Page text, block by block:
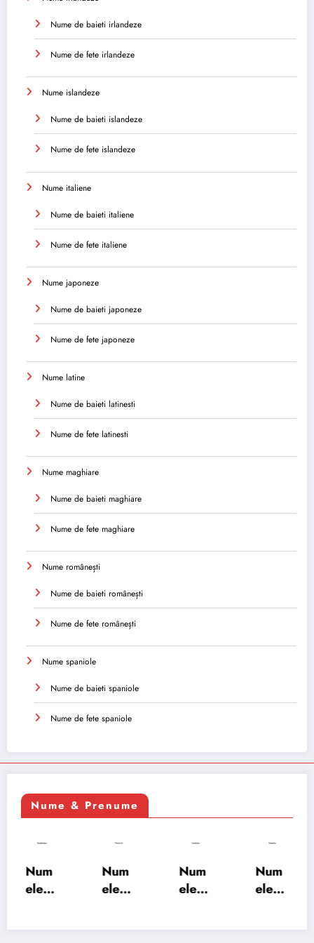
Nume de baieti irlandeze
Nume de fete irlandeze
Nume islandeze
Nume de baieti islandeze
Nume de fete islandeze
Nume italiene
Nume de baieti italiene
Nume de fete italiene
Nume japoneze
Nume de baieti japoneze
Nume de fete japoneze
Nume latine
Nume de baieti latinesti
Nume de fete latinesti
Nume maghiare
Nume de baieti maghiare
Nume de fete maghiare
Nume românești
Nume de baieti românești
Nume de fete românești
Nume spaniole
Nume de baieti spaniole
Nume de fete spaniole
Nume & Prenume
Num
ele
Num
ele
Num
ele
Num
ele